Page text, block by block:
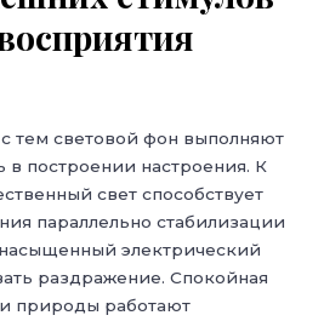
тем световой фон выполняют
в построении настроения. К
свет способствует
параллельно стабилизации
электрический
раздражение. Спокойная
природы работают